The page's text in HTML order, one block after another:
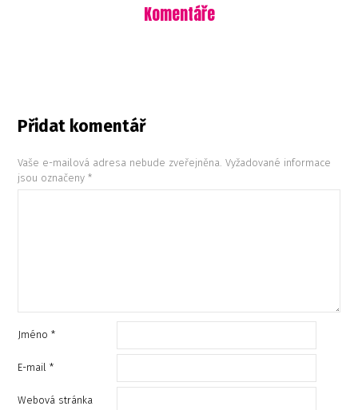
Komentáře
Přidat komentář
Vaše e-mailová adresa nebude zveřejněna. Vyžadované informace
jsou označeny*
Jméno*
E-mail*
Webová stránka